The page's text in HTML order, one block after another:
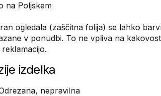
na Poljskem
ogledala (zaščitna folija) se lahko
v ponudbi. To ne vpliva na
izdelka
nepravilna